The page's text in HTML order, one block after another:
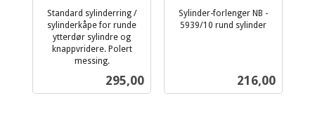
Standard sylinderring /
sylinderkåpe for runde
ytterdør sylindre og
knappvridere. Polert
messing.
Pris
295,00
Sylinder-forlenger NB -
5939/10 rund sylinder
Pris
216,00